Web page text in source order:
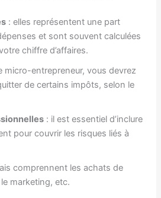
: elles représentent une part
et sont souvent calculées
chiffre d’affaires.
micro-entrepreneur, vous devrez
de certains impôts, selon le
: il est essentiel d’inclure
pour couvrir les risques liés à
comprennent les achats de
marketing, etc.